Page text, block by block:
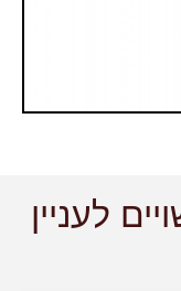
לעניין